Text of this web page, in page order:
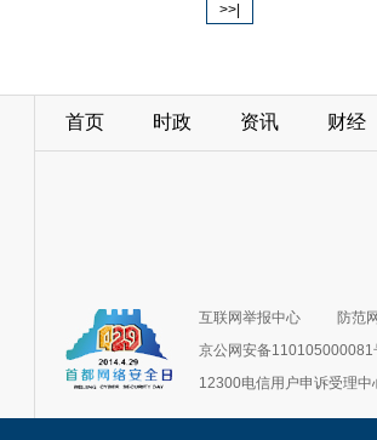
>>|
首页 时政 资讯 财经
互联网举报中心
防范
京公网安备110105000081
12300电信用户申诉受理中